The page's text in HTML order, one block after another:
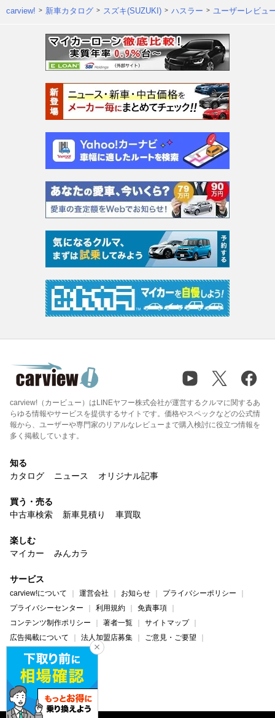
carview! 新車カタログ スズキ(SUZUKI) ハスラー ユーザーレビュ
carview!（カービュー）はLINEヤフー株式会社が運営するクルマに関するあ
らゆる情報やサービスを提供するサイトです。価格やスペックなどの公式情
報から、ユーザーや専門家のリアルなレビューまで購入検討に役立つ情報を
多く掲載しています。
知る
カタログ
ニュース オリジナル記事
買う・売る
中古車検索
新車見積り 車買取
楽しむ
マイカー
みんカラ
サービス
carview!について 運営会社 お知らせ
プライバシーポリシー
プライバシーセンター
利用規約
免責事項
コンテンツ制作ポリシー
著者一覧
サイトマップ
広告掲載について
法人加盟店募集
ご意見・ご要望
ヘルプ・お問い合わせ
carview! Yahoo! JAPAN